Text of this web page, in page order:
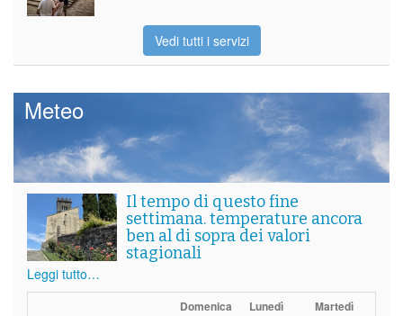
Vedi tutti i servizi
Meteo
Il tempo di questo fine
settimana. temperature ancora
ben al di sopra dei valori
stagionali
Leggi tutto…
Domenica Lunedì Martedì